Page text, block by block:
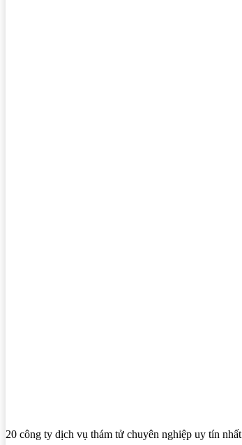
20 công ty dịch vụ thám tử chuyên nghiệp uy tín nhất